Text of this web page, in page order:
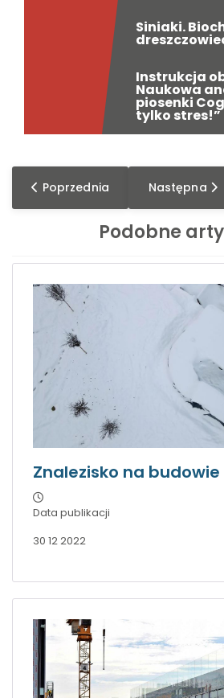
Siniaki.
Instrukcja
Naukowa
piosenki
tylko stres!”
Poprzednia strona: Zobaczę i
Poprzednia Następna
Następna
Podobne
Znalezisko na
Data publikacji
30 12 2022